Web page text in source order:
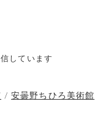
しています
安曇野ちひろ美術館